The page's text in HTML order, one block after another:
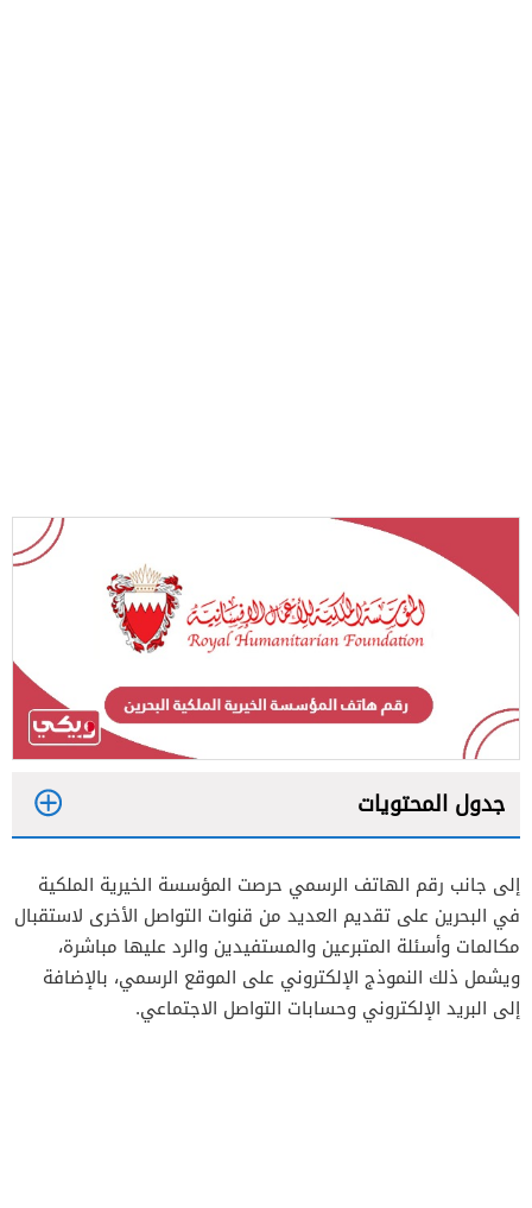
جدول المحتويات
2
إلى جانب رقم الهاتف الرسمي حرصت المؤسسة الخيرية الملكية
في البحرين على تقديم العديد من قنوات التواصل الأخرى لاستقبال
مكالمات وأسئلة المتبرعين والمستفيدين والرد عليها مباشرة،
ويشمل ذلك النموذج الإلكتروني على الموقع الرسمي، بالإضافة
إلى البريد الإلكتروني وحسابات التواصل الاجتماعي.